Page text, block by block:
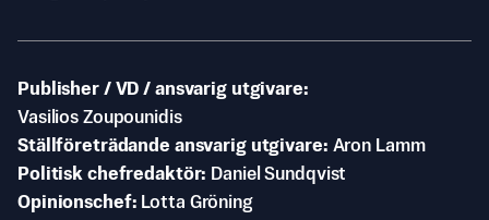
Publisher / VD / ansvarig utgivare
Vasilios Zoupounidis
Ställföreträdande ansvarig utgivare Aron Lamm
Politisk chefredaktör
Daniel Sundqvist
Opinionschef
Lotta Gröning